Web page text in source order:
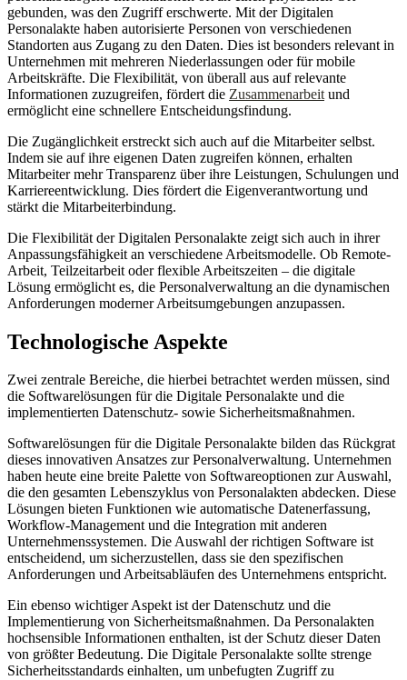
gebunden, was den Zugriff erschwerte. Mit der Digitalen
Personalakte haben autorisierte Personen von verschiedenen
Standorten aus Zugang zu den Daten. Dies ist besonders relevant in
Unternehmen mit mehreren Niederlassungen oder für mobile
Arbeitskräfte. Die Flexibilität, von überall aus auf relevante
Informationen zuzugreifen, fördert die Zusammenarbeit und
ermöglicht eine schnellere Entscheidungsfindung.
Die Zugänglichkeit erstreckt sich auch auf die Mitarbeiter selbst.
Indem sie auf ihre eigenen Daten zugreifen können, erhalten
Mitarbeiter mehr Transparenz über ihre Leistungen, Schulungen und
Karriereentwicklung. Dies fördert die Eigenverantwortung und
stärkt die Mitarbeiterbindung.
Die Flexibilität der Digitalen Personalakte zeigt sich auch in ihrer
Anpassungsfähigkeit an verschiedene Arbeitsmodelle. Ob Remote-
Arbeit, Teilzeitarbeit oder flexible Arbeitszeiten – die digitale
Lösung ermöglicht es, die Personalverwaltung an die dynamischen
Anforderungen moderner Arbeitsumgebungen anzupassen.
Technologische Aspekte
Zwei zentrale Bereiche, die hierbei betrachtet werden müssen, sind
die Softwarelösungen für die Digitale Personalakte und die
implementierten Datenschutz- sowie Sicherheitsmaßnahmen.
Softwarelösungen für die Digitale Personalakte bilden das Rückgrat
dieses innovativen Ansatzes zur Personalverwaltung. Unternehmen
haben heute eine breite Palette von Softwareoptionen zur Auswahl,
die den gesamten Lebenszyklus von Personalakten abdecken. Diese
Lösungen bieten Funktionen wie automatische Datenerfassung,
Workflow-Management und die Integration mit anderen
Unternehmenssystemen. Die Auswahl der richtigen Software ist
entscheidend, um sicherzustellen, dass sie den spezifischen
Anforderungen und Arbeitsabläufen des Unternehmens entspricht.
Ein ebenso wichtiger Aspekt ist der Datenschutz und die
Implementierung von Sicherheitsmaßnahmen. Da Personalakten
hochsensible Informationen enthalten, ist der Schutz dieser Daten
von größter Bedeutung. Die Digitale Personalakte sollte strenge
Sicherheitsstandards einhalten, um unbefugten Zugriff zu